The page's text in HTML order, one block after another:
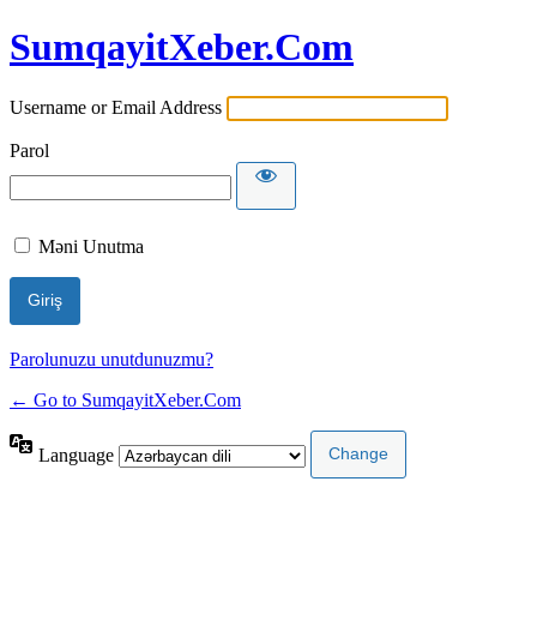
SumqayitXeber.Com
Username or Email Address
Parol
Məni Unutma
Parolunuzu unutdunuzmu?
← Go to SumqayitXeber.Com
Language